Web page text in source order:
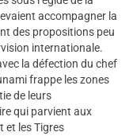
accompagner la
des propositions peu
internationale.
la défection du chef
frappe les zones
de leurs
qui parvient aux
et les Tigres